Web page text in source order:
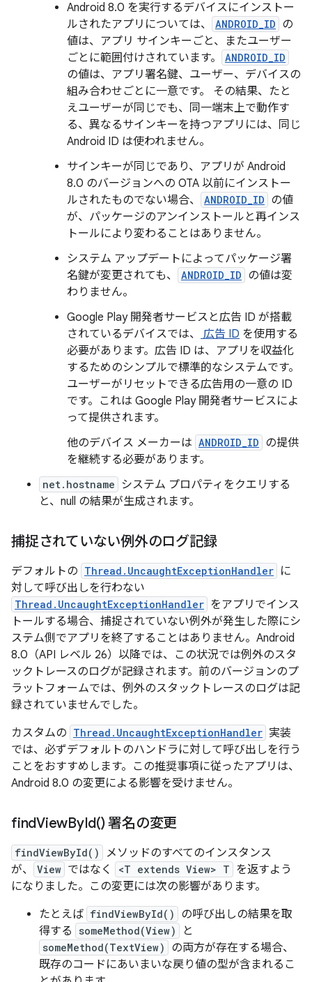
Android 8.0 を実行するデバイスにインストー
ルされたアプリについては、
ANDROID_ID の
値は、アプリ サインキーごと、またユーザー
ごとに範囲付けされています。
ANDROID_ID
の値は、アプリ署名鍵、ユーザー、デバイスの
組み合わせごとに一意です。 その結果、たと
えユーザーが同じでも、同一端末上で動作す
る、異なるサインキーを持つアプリには、同じ
Android ID は使われません。
サインキーが同じであり、アプリが Android
8.0 のバージョンへの OTA 以前にインストー
ルされたものでない場合、
ANDROID_ID の値
が、パッケージのアンインストールと再インス
トールにより変わることはありません。
システム アップデートによってパッケージ署
名鍵が変更されても、
ANDROID_ID の値は変
わりません。
Google Play 開発者サービスと広告 ID が搭載
されているデバイスでは、
広告 ID を使用する
必要があります。広告 ID は、アプリを収益化
するためのシンプルで標準的なシステムです。
ユーザーがリセットできる広告用の一意の ID
です。これは Google Play 開発者サービスによ
って提供されます。
他のデバイス メーカーは ANDROID_ID の提供
を継続する必要があります。
net.hostname
システム プロパティをクエリする
と、null の結果が生成されます。
捕捉されていない例外のログ記録
デフォルトの Thread.UncaughtExceptionHandler に
対して呼び出しを行わない
Thread.UncaughtExceptionHandler をアプリでインス
トールする場合、捕捉されていない例外が発生した際にシ
ステム側でアプリを終了することはありません。Android
8.0（API レベル 26）以降では、この状況では例外のスタ
ックトレースのログが記録されます。前のバージョンのプ
ラットフォームでは、例外のスタックトレースのログは記
録されていませんでした。
カスタムの Thread.UncaughtExceptionHandler 実装
では、必ずデフォルトのハンドラに対して呼び出しを行う
ことをおすすめします。この推奨事項に従ったアプリは、
Android 8.0 の変更による影響を受けません。
findViewById() 署名の変更
findViewById()
メソッドのすべてのインスタンス
が、
View ではなく <T extends View> T を返すよう
になりました。この変更には次の影響があります。
たとえば findViewById()
の呼び出しの結果を取
得する
someMethod(View) と
someMethod(TextView)
の両方が存在する場合、
既存のコードにあいまいな戻り値の型が含まれるこ